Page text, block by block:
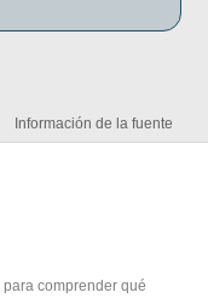
Información de la fuente
comprender qué